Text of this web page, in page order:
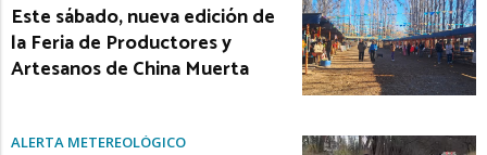
Este sábado, nueva edición de
la Feria de Productores y
Artesanos de China Muerta
ALERTA METEREOLÓGICO